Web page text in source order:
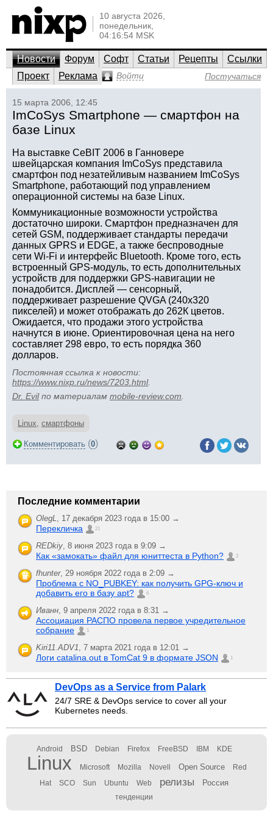
10 августа 2026,
понедельник,
04:16:54 MSK
Новости Форум Софт Статьи Рецепты
Ссылки
Проект
Реклама Войти Постучаться
15 марта 2006, 12:45
ImCoSys Smartphone — смартфон на
базе Linux
На выставке CeBIT 2006 в Ганновере
швейцарская компания ImCoSys представила
смартфон под незатейливым названием ImCoSys
Smartphone, работающий под управлением
операционной системы на базе Linux.
Коммуникационные возможности устройства
достаточно широки. Смартфон предназначен для
сетей GSM, поддерживает стандарты передачи
данных GPRS и EDGE, а также беспроводные
сети Wi-Fi и интерфейс Bluetooth. Кроме того, есть
встроенный GPS-модуль, то есть дополнительных
устройств для поддержки GPS-навигации не
понадобится. Дисплей — сенсорный,
поддерживает разрешение QVGA (240х320
пикселей) и может отображать до 262К цветов.
Ожидается, что продажи этого устройства
начнутся в июне. Ориентировочная цена на него
составляет 298 евро, то есть порядка 360
долларов.
Постоянная ссылка к новости:
https://www.nixp.ru/news/7203.html.
Dr. Evilпо материалам mobile-review.com
Linux, смартфоны
Комментировать (0)
Последние комментарии
OlegL, 17 декабря 2023 года в 15:00 →
Перекличка 21
REDkiy, 8 июня 2023 года в 9:09 →
Как «замокать» файл для юниттеста в Python? 2
fhunter, 29 ноября 2022 года в 2:09 →
Проблема с NO_PUBKEY: как получить GPG-ключ и
добавить его в базу apt?
6
Иванн, 9 апреля 2022 года в 8:31 →
Ассоциация РАСПО провела первое учредительное
собрание
1
Kiri11.ADV1, 7 марта 2021 года в 12:01 →
Логи catalina.out в TomCat 9 в формате JSON 1
DevOps as a Service from Palark
24/7 SRE & DevOps service to cover all your
Kubernetes needs.
Android BSD Debian Firefox FreeBSD IBM KDE
Linux Microsoft Mozilla Novell Open Source Red
Hat SCO Sun Ubuntu Web релизы Россия
тенденции